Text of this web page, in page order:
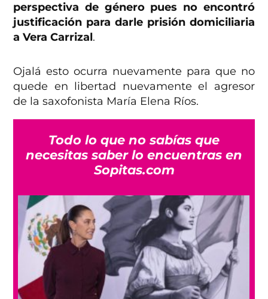
perspectiva de género pues no encontró
justificación para darle prisión domiciliaria
a Vera Carrizal.
Ojalá esto ocurra nuevamente para que no
quede en libertad nuevamente el agresor
de la saxofonista María Elena Ríos.
Todo lo que no sabías que
necesitas saber lo encuentras en
Sopitas.com